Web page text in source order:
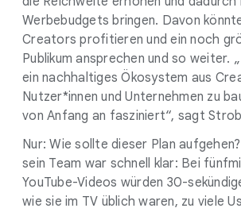
Werbebudgets bringen. Davon
Creators profitieren und ein noch
Publikum ansprechen und so weiter.
ein nachhaltiges Ökosystem aus
Nutzer*innen und Unternehmen zu
von Anfang an fasziniert“, sagt
Nur: Wie sollte dieser Plan
sein Team war schnell klar: Bei
YouTube-Videos würden 30-
wie sie im TV üblich waren, zu viele